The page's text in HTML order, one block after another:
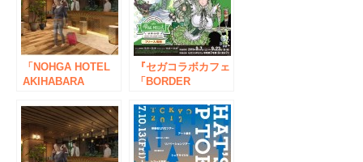
「NOHGA HOTEL
AKIHABARA
ル秋葉原東京)」
2020年1月16日
（木）宿泊予約開
始・7月1日（水）開
『セガコラボカフェ
「BORDER
MELL』開催のお知
らせ